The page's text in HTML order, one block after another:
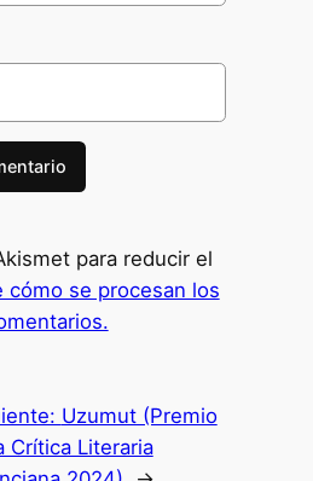
para reducir el
cómo se procesan los
Uzumut (Premio
Crítica Literaria